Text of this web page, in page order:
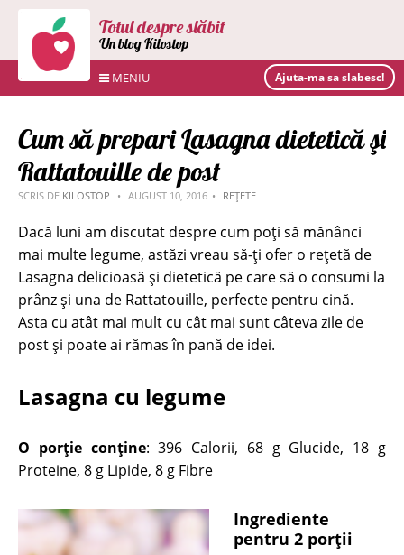
Totul despre slăbit
Un blog Kilostop
MENIU Ajuta-ma sa slabesc!
Cum să prepari Lasagna dietetică şi
Rattatouille de post
SCRIS DE KILOSTOP AUGUST 10, 2016 REȚETE
Dacă luni am discutat despre cum poți să mănânci
mai multe legume, astăzi vreau să-ți ofer o rețetă de
Lasagna delicioasă şi dietetică pe care să o consumi la
prânz şi una de Rattatouille, perfecte pentru cină.
Asta cu atât mai mult cu cât mai sunt câteva zile de
post și poate ai rămas în pană de idei.
Lasagna cu legume
O porție conține: 396 Calorii, 68 g Glucide, 18 g
Proteine, 8 g Lipide, 8 g Fibre
Ingrediente
pentru 2 porții